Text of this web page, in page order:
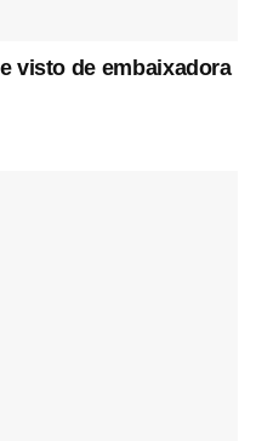
visto de embaixadora